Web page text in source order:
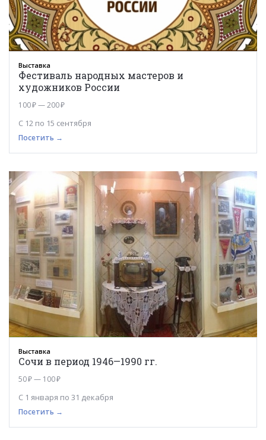
Выставка
Фестиваль народных мастеров и
художников России
100 ₽ — 200 ₽
С 12 по 15 сентября
Посетить →
0+
Выставка
Сочи в период 1946—1990 гг.
50 ₽ — 100 ₽
С 1 января по 31 декабря
Посетить →